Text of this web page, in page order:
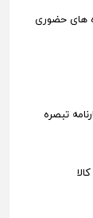
های حضوری
تبصره